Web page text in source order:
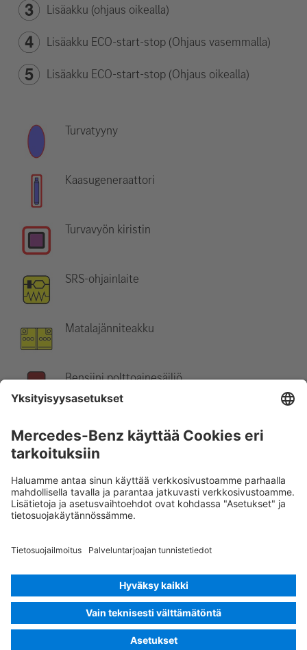
Lisäakku (ohjaus oikealla)
Lisäakku ECO-start-stop (Ohjaus vasemmalla)
Lisäakku ECO-start-stop (Ohjaus oikealla)
Turvatyyny
Kaasugeneraattori
Turvavyön kiristin
SRS-ohjainlaite
Matalajänniteakku
Bensiini polttoainesäiliö
Ohje:Katso lisätietoja pelastusohjeestamme.
Rescue Card Pakettiauto Versio 07/2026 03.0 ID-Nr.: 900.65
© 2026Mercedes-Benz AG
Tarjoajan tunnus
Evästeasetukset Evästeet
Oikeudelliset tiedot